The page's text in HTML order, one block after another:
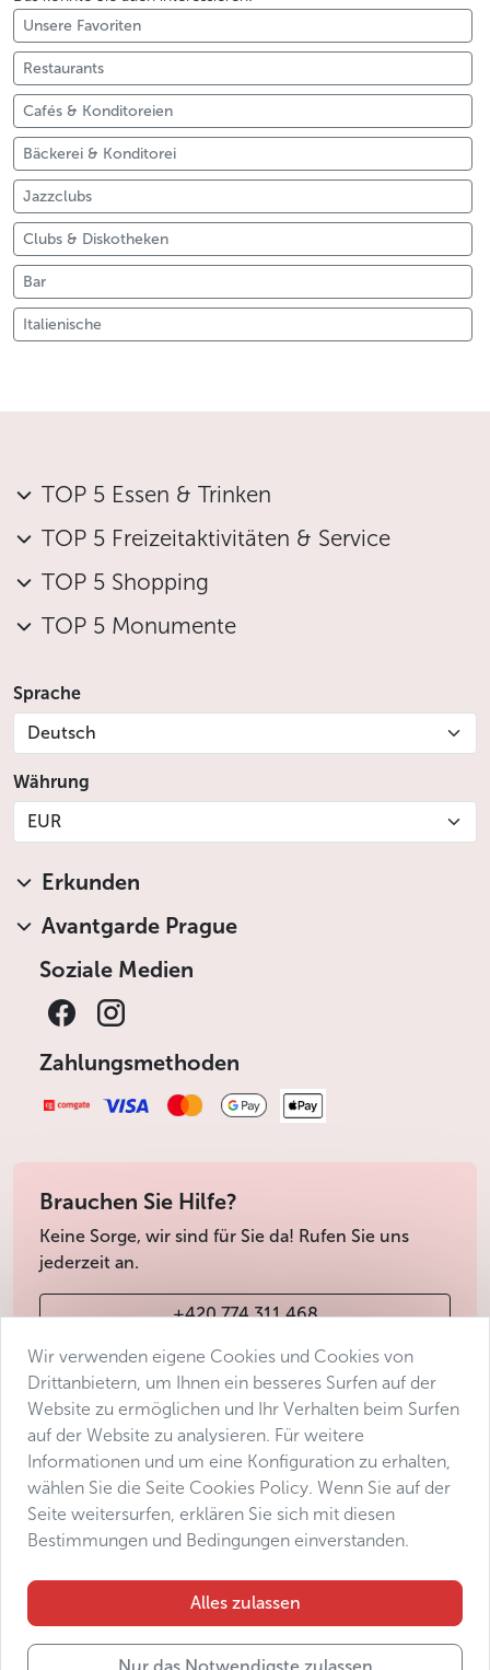
Unsere Favoriten
Restaurants
Cafés & Konditoreien
Bäckerei & Konditorei
Jazzclubs
Clubs & Diskotheken
Bar
Italienische
TOP 5 Essen & Trinken
TOP 5 Freizeitaktivitäten & Service
TOP 5 Shopping
TOP 5 Monumente
Sprache
Deutsch
Währung
EUR
Erkunden
Avantgarde Prague
Soziale Medien
Zahlungsmethoden
Brauchen Sie Hilfe?
Keine Sorge, wir sind für Sie da! Rufen Sie uns
jederzeit an.
+420 774 311 468
info@avantgarde-prague.cz
Geschäftsbedingungen
Datenschutz
Barrierefreiheitserklärung
Manage consent
Wir verwenden eigene Cookies und Cookies von
Drittanbietern, um Ihnen ein besseres Surfen auf der
Website zu ermöglichen und Ihr Verhalten beim Surfen
auf der Website zu analysieren. Für weitere
Informationen und um eine Konfiguration zu erhalten,
wählen Sie die Seite Cookies Policy. Wenn Sie auf der
Seite weitersurfen, erklären Sie sich mit diesen
Bestimmungen und Bedingungen einverstanden.
Alles zulassen